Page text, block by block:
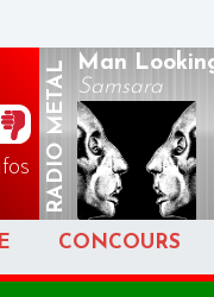
RADIO
METAL Man
Samsara
CONCOURS